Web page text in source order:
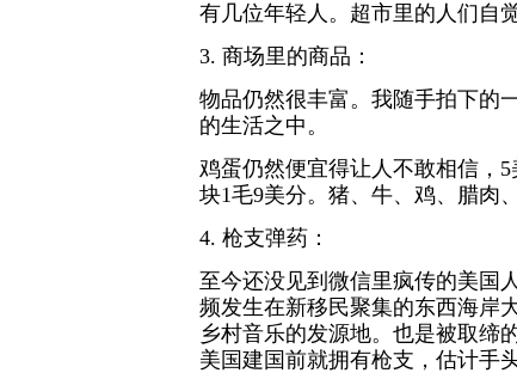
有几位年轻人。超市里的人们自
3. 商场里的商品：
物品仍然很丰富。我随手拍下的
的生活之中。
鸡蛋仍然便宜得让人不敢相信，
块1毛9美分。猪、牛、鸡、腊肉
4. 枪支弹药：
至今还没见到微信里疯传的美国
频发生在新移民聚集的东西海岸
乡村音乐的发源地。也是被取缔
美国建国前就拥有枪支，估计手